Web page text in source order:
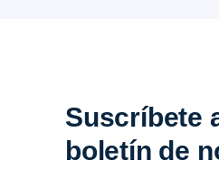
Suscríbete
boletín de